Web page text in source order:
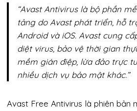
“Avast Antivirus là bộ phần
tảng do Avast phát triển, hỗ
Android và iOS. Avast cung
diệt virus, bảo vệ thời gian
mềm gián điệp, lừa đảo trực
nhiều dịch vụ bảo mật khác.”
Avast Free Antivirus là phiên bản